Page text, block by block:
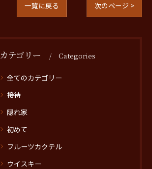
一覧に戻る 次のページ >
カテゴリー Categories
全てのカテゴリー
接待
隠れ家
初めて
フルーツカクテル
ウイスキー